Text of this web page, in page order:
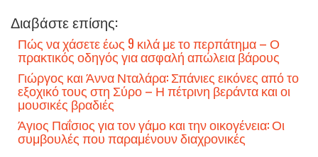
Διαβάστε επίσης:
Πώς να χάσετε έως 9 κιλά με το περπάτημα – Ο
πρακτικός οδηγός για ασφαλή απώλεια βάρους
Γιώργος και Άννα Νταλάρα: Σπάνιες εικόνες από το
εξοχικό τους στη Σύρο – Η πέτρινη βεράντα και οι
μουσικές βραδιές
Άγιος Παΐσιος για τον γάμο και την οικογένεια: Οι
συμβουλές που παραμένουν διαχρονικές